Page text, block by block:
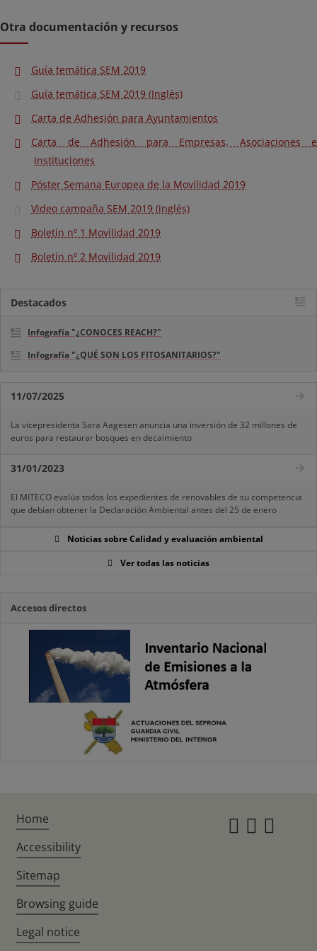
Otra documentación y recursos
Guía temática SEM 2019
Guía temática SEM 2019 (Inglés)
Carta de Adhesión para Ayuntamientos
Carta de Adhesión para Empresas, Asociaciones e
Instituciones
Póster Semana Europea de la Movilidad 2019
Video campaña SEM 2019 (inglés)
Boletín nº 1 Movilidad 2019
Boletín nº 2 Movilidad 2019
Destacados
Infografía "¿CONOCES REACH?"
Infografía "¿QUÉ SON LOS FITOSANITARIOS?"
11/07/2025
La vicepresidenta Sara Aagesen anuncia una inversión de 32 millones de
euros para restaurar bosques en decaimiento
31/01/2023
El MITECO evalúa todos los expedientes de renovables de su competencia
que debían obtener la Declaración Ambiental antes del 25 de enero
Noticias sobre Calidad y evaluación ambiental
Ver todas las noticias
Accesos directos
Home
Accessibility
Sitemap
Browsing guide
Legal notice